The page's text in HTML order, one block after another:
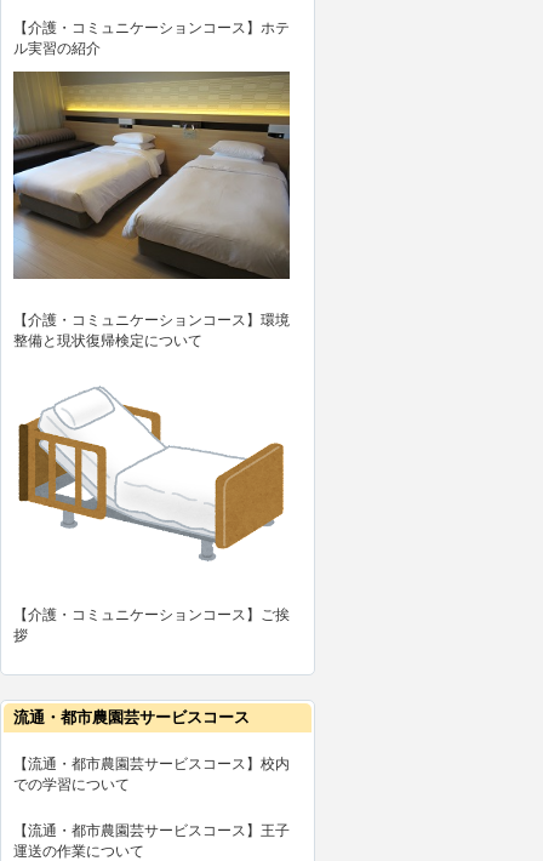
【介護・コミュニケーションコース】ホテ
ル実習の紹介
【介護・コミュニケーションコース】環境
整備と現状復帰検定について
【介護・コミュニケーションコース】ご挨
拶
流通・都市農園芸サービスコース
【流通・都市農園芸サービスコース】校内
での学習について
【流通・都市農園芸サービスコース】王子
運送の作業について